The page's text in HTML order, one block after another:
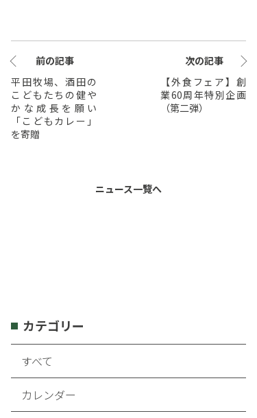
前の記事
平田牧場、酒田の
こどもたちの健や
かな成長を願い
「こどもカレー」
を寄贈
ニュース一覽へ
次の記事
【外食フェア】創
業60周年特別企画
（第二弾）
カテゴリー
すべて
カレンダー